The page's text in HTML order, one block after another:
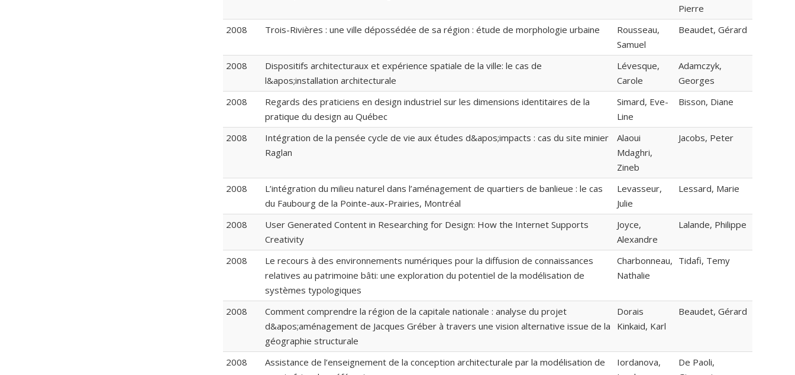
Pierre
2008
Trois-Rivières : une ville dépossédée de sa région : étude de morphologie urbaine
Rousseau,
Samuel
Beaudet, Gérard
2008
Dispositifs architecturaux et expérience spatiale de la ville: le cas de
l&apos;installation architecturale
Lévesque,
Carole
Adamczyk,
Georges
2008
Regards des praticiens en design industriel sur les dimensions identitaires de la
pratique du design au Québec
Simard, Eve-
Line
Bisson, Diane
2008
Intégration de la pensée cycle de vie aux études d&apos;impacts : cas du site minier
Raglan
Alaoui
Mdaghri,
Zineb
Jacobs, Peter
2008
L’intégration du milieu naturel dans l’aménagement de quartiers de banlieue : le cas
du Faubourg de la Pointe-aux-Prairies, Montréal
Levasseur,
Julie
Lessard, Marie
2008
User Generated Content in Researching for Design: How the Internet Supports
Creativity
Joyce,
Alexandre
Lalande, Philippe
2008
Le recours à des environnements numériques pour la diffusion de connaissances
relatives au patrimoine bâti: une exploration du potentiel de la modélisation de
systèmes typologiques
Charbonneau,
Nathalie
Tidafi, Temy
2008
Comment comprendre la région de la capitale nationale : analyse du projet
d&apos;aménagement de Jacques Gréber à travers une vision alternative issue de la
géographie structurale
Dorais
Kinkaid, Karl
Beaudet, Gérard
2008
Assistance de l’enseignement de la conception architecturale par la modélisation de
Iordanova,
De Paoli,